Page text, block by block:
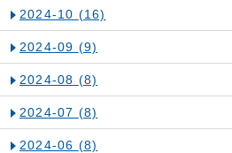
2024-10 (16)
2024-09 (9)
2024-08 (8)
2024-07 (8)
2024-06 (8)